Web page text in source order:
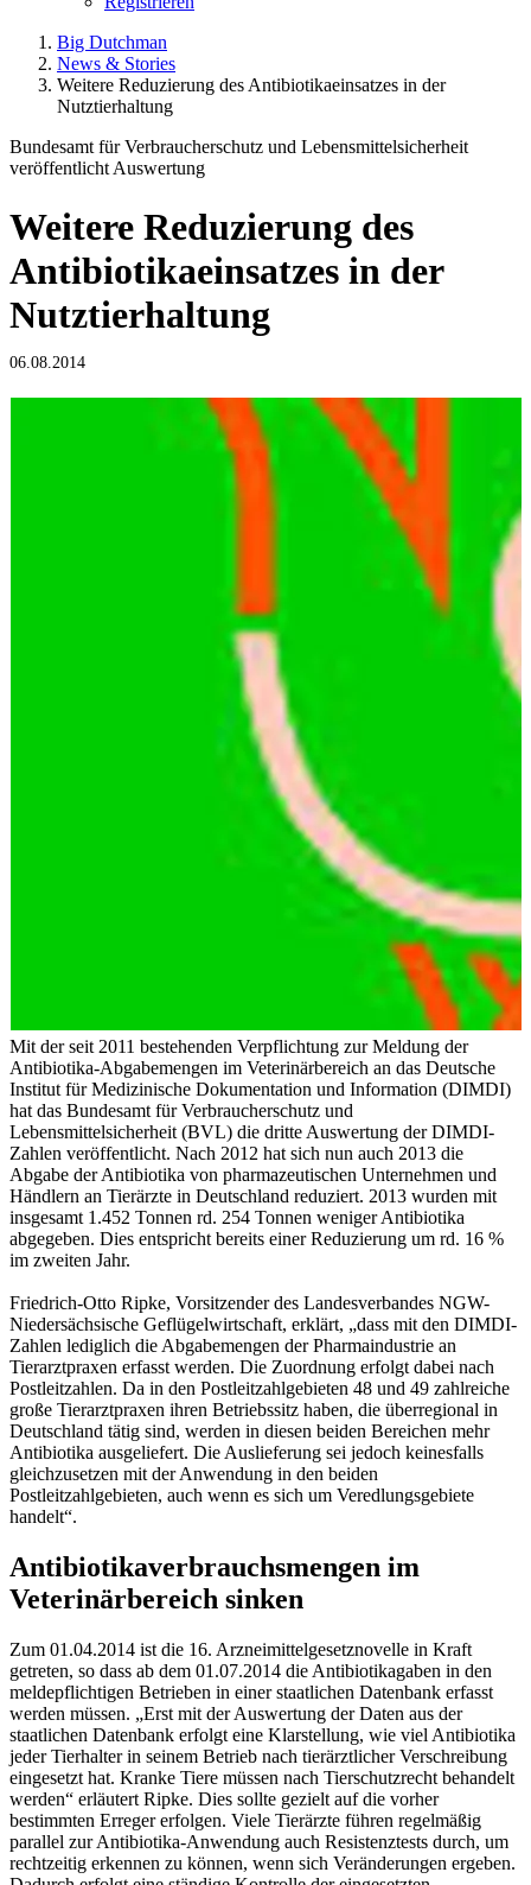
Big Dutchman
News & Stories
Weitere Reduzierung des Antibiotikaeinsatzes in der
Nutztierhaltung
Bundesamt für Verbraucherschutz und Lebensmittelsicherheit
veröffentlicht Auswertung
Weitere Reduzierung des
Antibiotikaeinsatzes in der
Nutztierhaltung
06.08.2014
Mit der seit 2011 bestehenden Verpflichtung zur Meldung der
Antibiotika-Abgabemengen im Veterinärbereich an das Deutsche
Institut für Medizinische Dokumentation und Information (DIMDI)
hat das Bundesamt für Verbraucherschutz und
Lebensmittelsicherheit (BVL) die dritte Auswertung der DIMDI-
Zahlen veröffentlicht. Nach 2012 hat sich nun auch 2013 die
Abgabe der Antibiotika von pharmazeutischen Unternehmen und
Händlern an Tierärzte in Deutschland reduziert. 2013 wurden mit
insgesamt 1.452 Tonnen rd. 254 Tonnen weniger Antibiotika
abgegeben. Dies entspricht bereits einer Reduzierung um rd. 16 %
im zweiten Jahr.
Friedrich-Otto Ripke, Vorsitzender des Landesverbandes NGW-
Niedersächsische Geflügelwirtschaft, erklärt, „dass mit den DIMDI-
Zahlen lediglich die Abgabemengen der Pharmaindustrie an
Tierarztpraxen erfasst werden. Die Zuordnung erfolgt dabei nach
Postleitzahlen. Da in den Postleitzahlgebieten 48 und 49 zahlreiche
große Tierarztpraxen ihren Betriebssitz haben, die überregional in
Deutschland tätig sind, werden in diesen beiden Bereichen mehr
Antibiotika ausgeliefert. Die Auslieferung sei jedoch keinesfalls
gleichzusetzen mit der Anwendung in den beiden
Postleitzahlgebieten, auch wenn es sich um Veredlungsgebiete
handelt“.
Antibiotikaverbrauchsmengen im
Veterinärbereich sinken
Zum 01.04.2014 ist die 16. Arzneimittelgesetznovelle in Kraft
getreten, so dass ab dem 01.07.2014 die Antibiotikagaben in den
meldepflichtigen Betrieben in einer staatlichen Datenbank erfasst
werden müssen. „Erst mit der Auswertung der Daten aus der
staatlichen Datenbank erfolgt eine Klarstellung, wie viel Antibiotika
jeder Tierhalter in seinem Betrieb nach tierärztlicher Verschreibung
eingesetzt hat. Kranke Tiere müssen nach Tierschutzrecht behandelt
werden“ erläutert Ripke. Dies sollte gezielt auf die vorher
bestimmten Erreger erfolgen. Viele Tierärzte führen regelmäßig
parallel zur Antibiotika-Anwendung auch Resistenztests durch, um
rechtzeitig erkennen zu können, wenn sich Veränderungen ergeben.